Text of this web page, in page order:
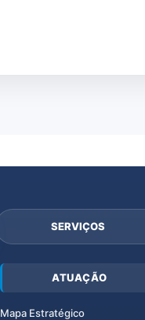
SERVIÇOS
ATUAÇÃO
Mapa Estratégico